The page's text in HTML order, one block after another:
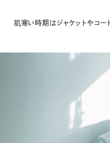
肌寒い時期はジャケットやコー